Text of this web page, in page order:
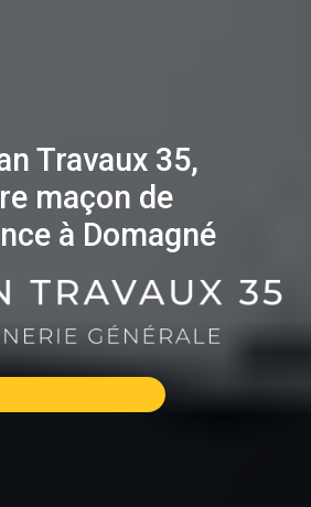
Travaux 35,
maçon de
à Domagné